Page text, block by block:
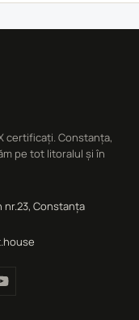
certificați. Constanța,
pe tot litoralul și în
nr.23, Constanța